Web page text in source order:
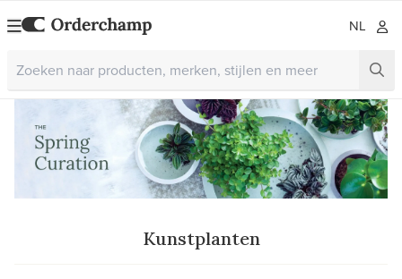
NL
Kunstplanten